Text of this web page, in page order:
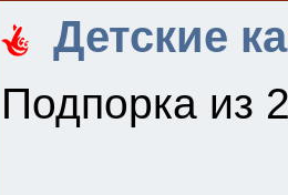
Детские
Подпорка из